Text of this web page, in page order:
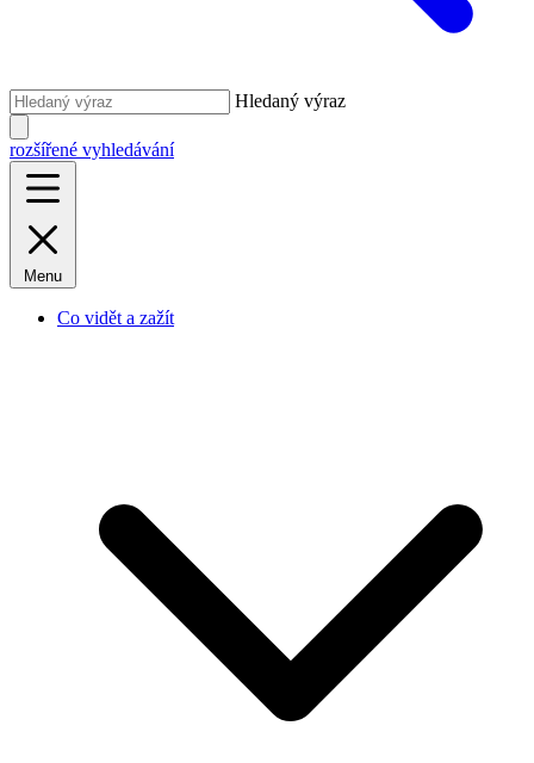
Hledaný výraz
rozšířené vyhledávání
Menu
Co vidět a zažít